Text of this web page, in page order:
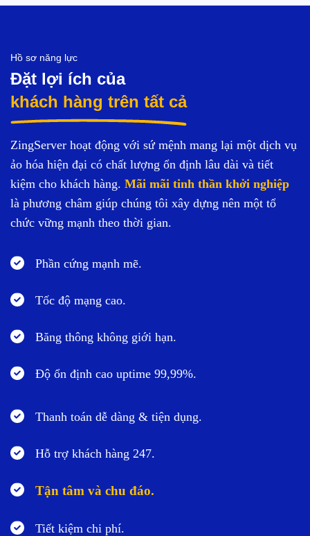
Hồ sơ năng lực
Đặt lợi ích của
khách hàng trên tất cả
ZingServer hoạt động với sứ mệnh mang lại một dịch vụ
ảo hóa hiện đại có chất lượng ổn định lâu dài và tiết
kiệm cho khách hàng. Mãi mãi tinh thần khởi nghiệp
là phương châm giúp chúng tôi xây dựng nên một tổ
chức vững mạnh theo thời gian.
Phần cứng mạnh mẽ.
Tốc độ mạng cao.
Băng thông không giới hạn.
Độ ổn định cao uptime 99,99%.
Thanh toán dễ dàng & tiện dụng.
Hỗ trợ khách hàng 247.
Tận tâm và chu đáo.
Tiết kiệm chi phí.